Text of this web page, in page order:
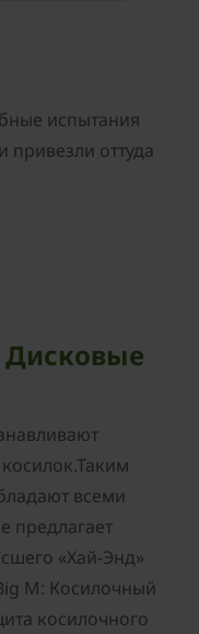
испытания
оттуда
Дисковые
всеми
предлагает
«Хай-Энд»
M: Косилочный
косилочного